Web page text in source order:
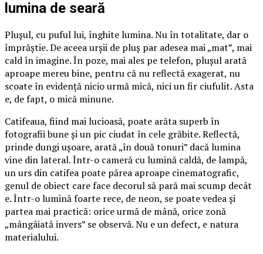
lumina de seară
Plușul, cu puful lui, înghite lumina. Nu în totalitate, dar o
împrăștie. De aceea urșii de pluș par adesea mai „mat”, mai
cald în imagine. În poze, mai ales pe telefon, plușul arată
aproape mereu bine, pentru că nu reflectă exagerat, nu
scoate în evidență nicio urmă mică, nici un fir ciufulit. Asta
e, de fapt, o mică minune.
Catifeaua, fiind mai lucioasă, poate arăta superb în
fotografii bune și un pic ciudat în cele grăbite. Reflectă,
prinde dungi ușoare, arată „în două tonuri” dacă lumina
vine din lateral. Într-o cameră cu lumină caldă, de lampă,
un urs din catifea poate părea aproape cinematografic,
genul de obiect care face decorul să pară mai scump decât
e. Într-o lumină foarte rece, de neon, se poate vedea și
partea mai practică: orice urmă de mână, orice zonă
„mângâiată invers” se observă. Nu e un defect, e natura
materialului.